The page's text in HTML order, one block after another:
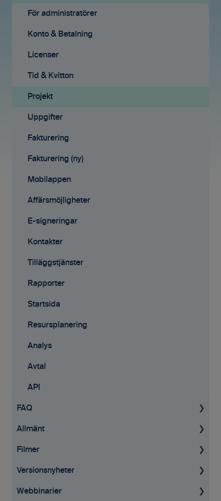
Grundinställningar
Ekonomisystem
Tid & Kvitton
Projekt
Fakturering (ny)
Kontakter
Avtal
Affärsmöjligheter
Rapporter
Samarbete
Mobilappen
För administratörer
Konto & Betalning
Licenser
Tid & Kvitton
Projekt
Uppgifter
Fakturering
Fakturering (ny)
Mobilappen
Affärsmöjligheter
E-signeringar
Kontakter
Tilläggstjänster
Rapporter
Startsida
Resursplanering
Analys
Avtal
API
FAQ
Projekt
Fakturering
Tid & kvitton
Övrigt
Allmänt
Allmän information
GDPR
Filmer
Tid & Kvitton
Affärsmöjligheter
Versionsnyheter
Desktop
Webbinarier